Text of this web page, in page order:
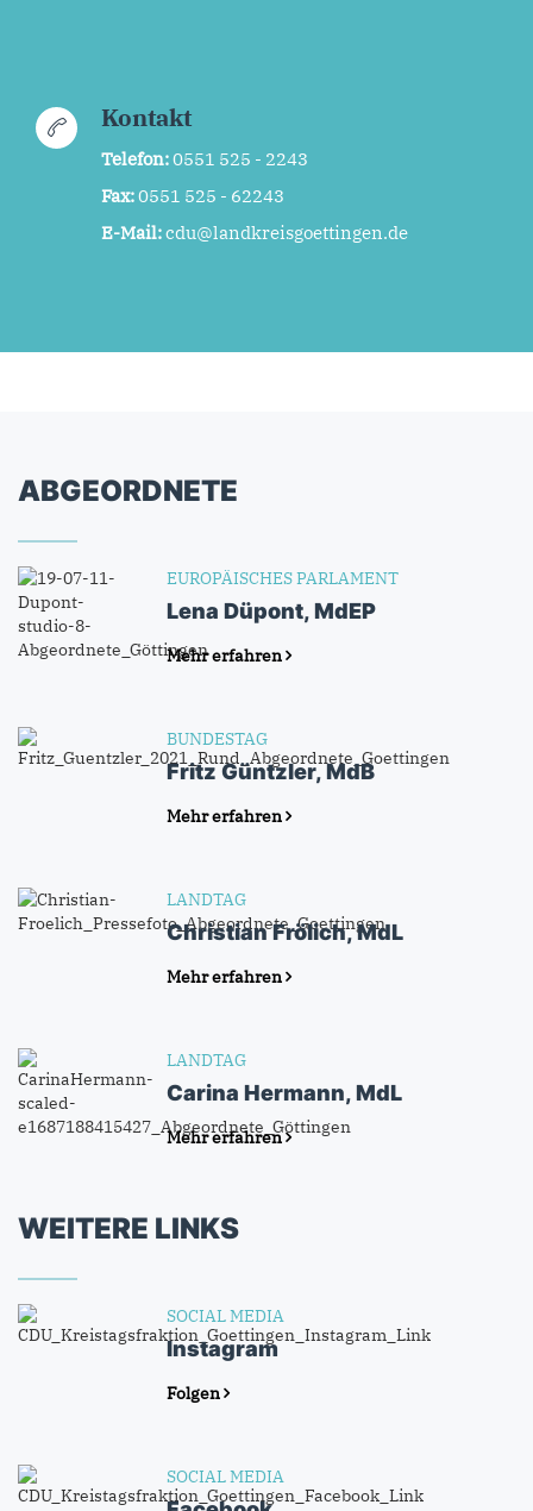
Kontakt
Telefon:0551 525 - 2243
Fax:0551 525 - 62243
E-Mail:cdu@landkreisgoettingen.de
ABGEORDNETE
EUROPÄISCHES PARLAMENT
Lena Düpont, MdEP
Mehr erfahren
BUNDESTAG
Fritz Güntzler, MdB
Mehr erfahren
LANDTAG
Christian Frölich, MdL
Mehr erfahren
LANDTAG
Carina Hermann, MdL
Mehr erfahren
WEITERE LINKS
SOCIAL MEDIA
Instagram
Folgen
SOCIAL MEDIA